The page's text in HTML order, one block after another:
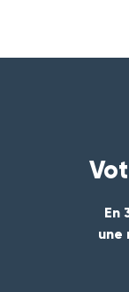
En
une